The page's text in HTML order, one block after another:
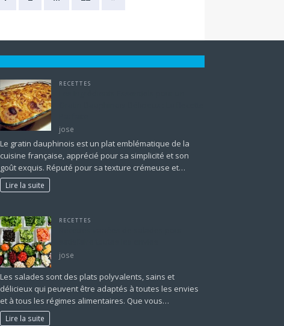
RECETTES
jose
Le gratin dauphinois est un plat emblématique de la
cuisine française, apprécié pour sa simplicité et son
goût exquis. Réputé pour sa texture crémeuse et…
Lire la suite
RECETTES
jose
Les salades sont des plats polyvalents, sains et
délicieux qui peuvent être adaptés à toutes les envies
et à tous les régimes alimentaires. Que vous…
Lire la suite